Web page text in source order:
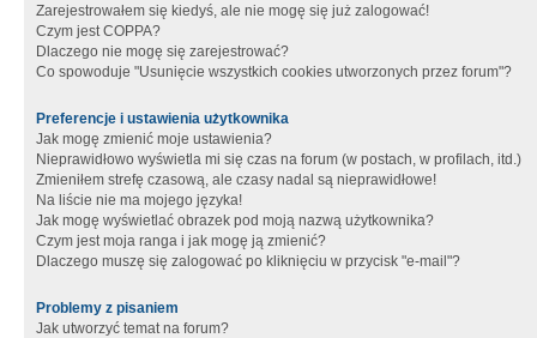
Zarejestrowałem się kiedyś, ale nie mogę się już zalogować!
Czym jest COPPA?
Dlaczego nie mogę się zarejestrować?
Co spowoduje "Usunięcie wszystkich cookies utworzonych przez forum"?
Preferencje i ustawienia użytkownika
Jak mogę zmienić moje ustawienia?
Nieprawidłowo wyświetla mi się czas na forum (w postach, w profilach, itd.)
Zmieniłem strefę czasową, ale czasy nadal są nieprawidłowe!
Na liście nie ma mojego języka!
Jak mogę wyświetlać obrazek pod moją nazwą użytkownika?
Czym jest moja ranga i jak mogę ją zmienić?
Dlaczego muszę się zalogować po kliknięciu w przycisk "e-mail"?
Problemy z pisaniem
Jak utworzyć temat na forum?